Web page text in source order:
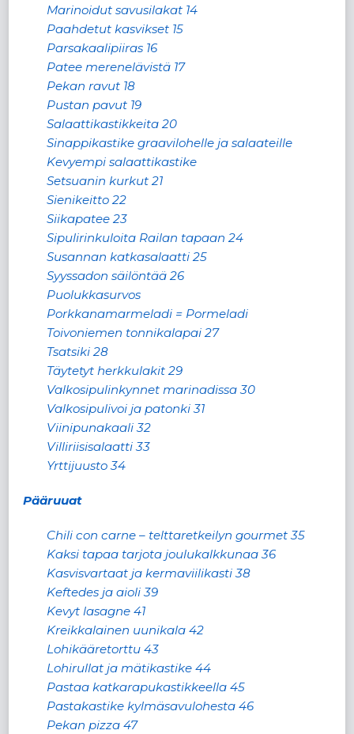
Marinoidut savusilakat 14
Paahdetut kasvikset 15
Parsakaalipiiras 16
Patee merenelävistä 17
Pekan ravut 18
Pustan pavut 19
Salaattikastikkeita 20
Sinappikastike graavilohelle ja salaateille
Kevyempi salaattikastike
Setsuanin kurkut 21
Sienikeitto 22
Siikapatee 23
Sipulirinkuloita Railan tapaan 24
Susannan katkasalaatti 25
Syyssadon säilöntää 26
Puolukkasurvos
Porkkanamarmeladi = Pormeladi
Toivoniemen tonnikalapai 27
Tsatsiki 28
Täytetyt herkkulakit 29
Valkosipulinkynnet marinadissa 30
Valkosipulivoi ja patonki 31
Viinipunakaali 32
Villiriisisalaatti 33
Yrttijuusto 34
Pääruuat
Chili con carne – telttaretkeilyn gourmet 35
Kaksi tapaa tarjota joulukalkkunaa 36
Kasvisvartaat ja kermaviilikasti 38
Keftedes ja aioli 39
Kevyt lasagne 41
Kreikkalainen uunikala 42
Lohikääretorttu 43
Lohirullat ja mätikastike 44
Pastaa katkarapukastikkeella 45
Pastakastike kylmäsavulohesta 46
Pekan pizza 47